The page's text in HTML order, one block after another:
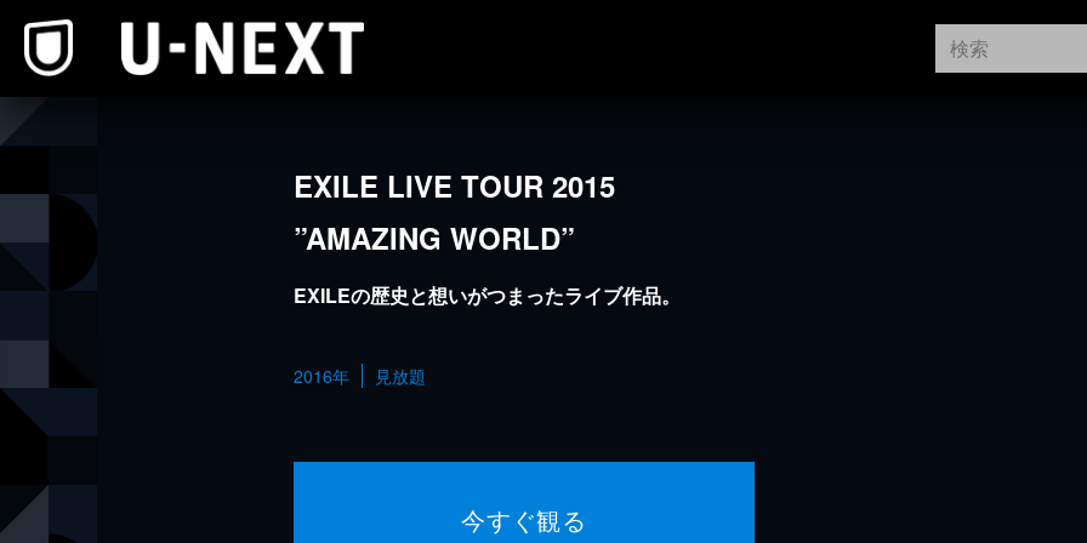
EXILE LIVE TOUR 2015
”AMAZING WORLD”
EXILEの歴史と想いがつまったライブ作品。
2016年 見放題
今すぐ観る